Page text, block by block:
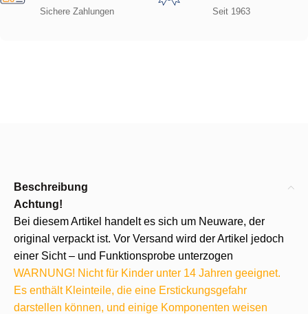
Sichere Zahlungen Seit 1963
Beschreibung
Achtung!
Bei diesem Artikel handelt es sich um Neuware, der
original verpackt ist. Vor Versand wird der Artikel jedoch
einer Sicht – und Funktionsprobe unterzogen
WARNUNG! Nicht für Kinder unter 14 Jahren geeignet.
Es enthält Kleinteile, die eine Erstickungsgefahr
darstellen können, und einige Komponenten weisen